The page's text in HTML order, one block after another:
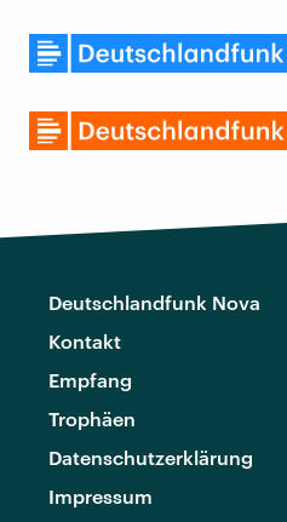
Deutschlandfunk Nova
Kontakt
Empfang
Trophäen
Datenschutzerklärung
Impressum